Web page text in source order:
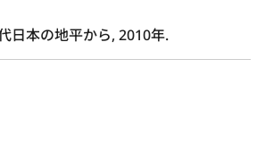
日本の地平から, 2010年.